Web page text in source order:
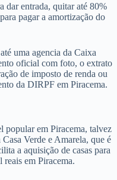
dar entrada, quitar até 80%
pagar a amortização do
uma agencia da Caixa
oficial com foto, o extrato
de imposto de renda ou
da DIRPF em Piracema.
popular em Piracema, talvez
Verde e Amarela, que é
a aquisição de casas para
em Piracema.